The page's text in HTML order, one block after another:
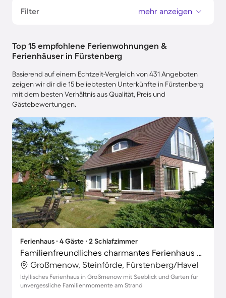
Filter mehr anzeigen
Top 15 empfohlene Ferienwohnungen &
Ferienhäuser in Fürstenberg
Basierend auf einem Echtzeit-Vergleich von 431 Angeboten
zeigen wir dir die 15 beliebtesten Unterkünfte in Fürstenberg
mit dem besten Verhältnis aus Qualität, Preis und
Gästebewertungen.
Ferienhaus ∙ 4 Gäste ∙ 2 Schlafzimmer
Familienfreundliches charmantes Ferienhaus mit Terrasse, Grill und Garten | Panoramablick | Nah am Strand
Großmenow, Steinförde, Fürstenberg/Havel
Idyllisches Ferienhaus in Großmenow mit Seeblick und Garten für
unvergessliche Familienmomente am Strand